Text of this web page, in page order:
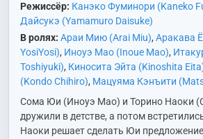
Режиссёр: Канэко Фуминори (Kaneko
Дайсукэ (Yamamuro Daisuke)
В ролях: Араи Мию (Arai Miu), Аракава
YosiYosi), Иноуэ Мао (Inoue Mao),
Toshiyuki), Киносита Эйта (Kinoshita
(Kondo Chihiro), Мацуяма Кэнъити
Нагатомо Икума (Nagatomo Ikuma)
Сакамото Манато (Sakamoto
Итика (Sakura Ichika)
Сато Такэру (Sato
Сома Юи (Иноуэ Мао) и Торино Наоки
дружили в детстве, а потом
Наоки решает сделать Юи